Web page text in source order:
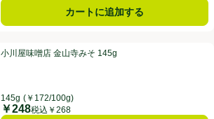
カートに追加する
145g
1ヵ月
5点中0.0点。
小川屋味噌店 金山寺みそ 145g
145g (￥172/100g)
価格
￥248税込￥268